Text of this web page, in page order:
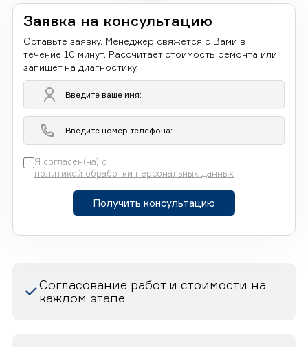
Заявка на консультацию
Оставьте заявку. Менеджер свяжется с Вами в
течение 10 минут. Рассчитает стоимость ремонта или
запишет на диагностику
Я согласен(на) с
политикой обработки персональных данных
Получить консультацию
Согласование работ и стоимости на
каждом этапе